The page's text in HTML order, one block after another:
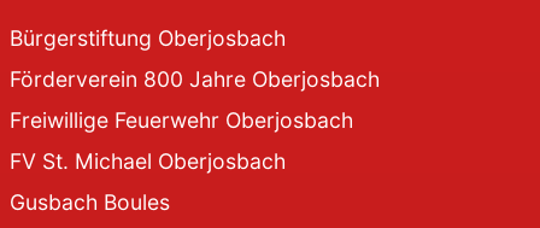
Bürgerstiftung Oberjosbach
Förderverein 800 Jahre Oberjosbach
Freiwillige Feuerwehr Oberjosbach
FV St. Michael Oberjosbach
Gusbach Boules